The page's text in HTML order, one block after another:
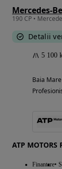
Mercedes-
190 CP •
Detalii
5 100
Baia
ATP MOTORS
Finantare